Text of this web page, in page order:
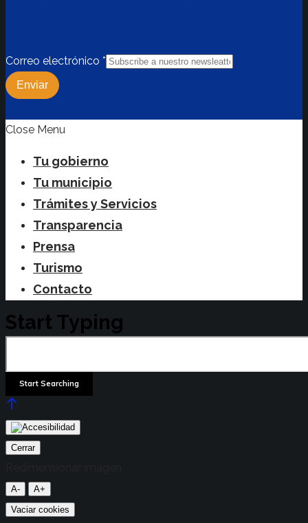
Correo electrónico *
Enviar
Close Menu
Tu gobierno
Tu municipio
Trámites y Servicios
Transparencia
Prensa
Turismo
Contacto
Start Typing
Cerrar
A-
A+
Vaciar cookies